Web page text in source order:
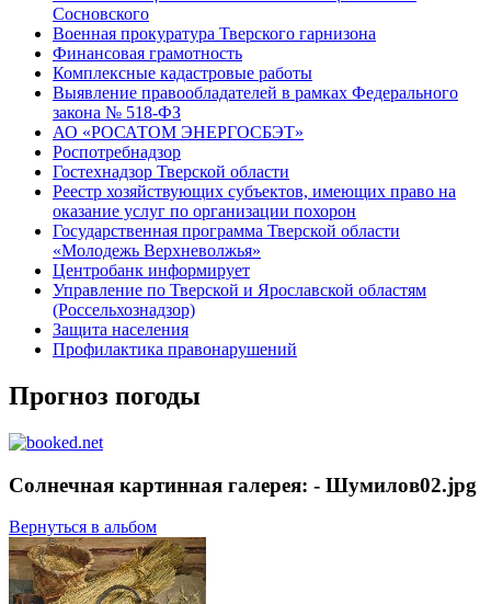
Сосновского
Военная прокуратура Тверского гарнизона
Финансовая грамотность
Комплексные кадастровые работы
Выявление правообладателей в рамках Федерального
закона № 518-ФЗ
АО «РОСАТОМ ЭНЕРГОСБЭТ»
Роспотребнадзор
Гостехнадзор Тверской области
Реестр хозяйствующих субъектов, имеющих право на
оказание услуг по организации похорон
Государственная программа Тверской области
«Молодежь Верхневолжья»
Центробанк информирует
Управление по Тверской и Ярославской областям
(Россельхознадзор)
Защита населения
Профилактика правонарушений
Прогноз погоды
Солнечная картинная галерея: - Шумилов02.jpg
Вернуться в альбом